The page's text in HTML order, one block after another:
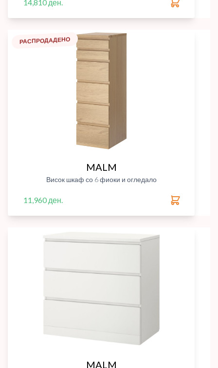
14,810 ден.
РАСПРОДАДЕНО
MALM
Висок шкаф со 6 фиоки и огледало
11,960 ден.
MALM